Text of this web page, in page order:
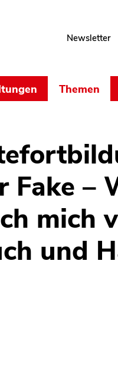
Newsletter
Themen
Fake –
mich
und